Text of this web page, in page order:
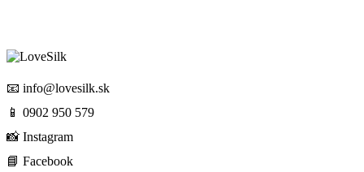
📧 info@lovesilk.sk
📱 0902 950 579
📸 Instagram
📘 Facebook